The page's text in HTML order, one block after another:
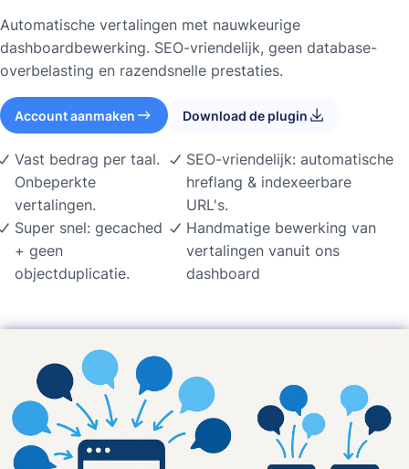
Automatische vertalingen met nauwkeurige
dashboardbewerking. SEO-vriendelijk, geen database-
overbelasting en razendsnelle prestaties.
Account aanmaken Download de plugin
Vast bedrag per taal.
Onbeperkte
vertalingen.
Super snel: gecached
+ geen
objectduplicatie.
SEO-vriendelijk: automatische
hreflang & indexeerbare
URL's.
Handmatige bewerking van
vertalingen vanuit ons
dashboard